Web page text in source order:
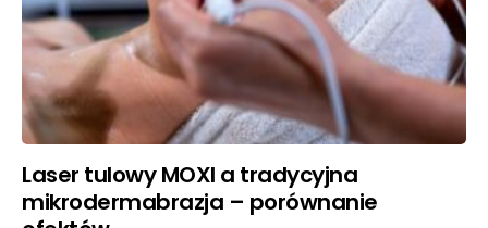
Laser tulowy MOXI a tradycyjna
mikrodermabrazja – porównanie